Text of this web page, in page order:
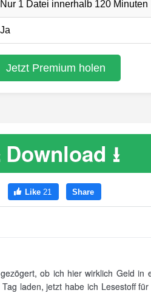
Download ⭳
ob ich hier wirklich Geld in
laden, jetzt habe ich Lesestoff